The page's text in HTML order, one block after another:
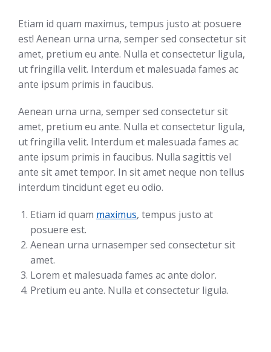
Etiam id quam maximus, tempus justo at posuere
est! Aenean urna urna, semper sed consectetur sit
amet, pretium eu ante. Nulla et consectetur ligula,
ut fringilla velit. Interdum et malesuada fames ac
ante ipsum primis in faucibus.
Aenean urna urna, semper sed consectetur sit
amet, pretium eu ante. Nulla et consectetur ligula,
ut fringilla velit. Interdum et malesuada fames ac
ante ipsum primis in faucibus. Nulla sagittis vel
ante sit amet tempor. In sit amet neque non tellus
interdum tincidunt eget eu odio.
Etiam id quam maximus, tempus justo at
posuere est.
Aenean urna urnasemper sed consectetur sit
amet.
Lorem et malesuada fames ac ante dolor.
Pretium eu ante. Nulla et consectetur ligula.